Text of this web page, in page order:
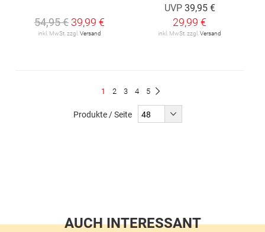
54,95 € 39,99 €
inkl. MwSt. zzgl. Versand
UVP 39,95 €
29,99 €
inkl. MwSt. zzgl. Versand
Du
1 Seite
2 Seite
3 Seite
4 Seite
5
Produkte / Seite
AUCH INTERESSANT